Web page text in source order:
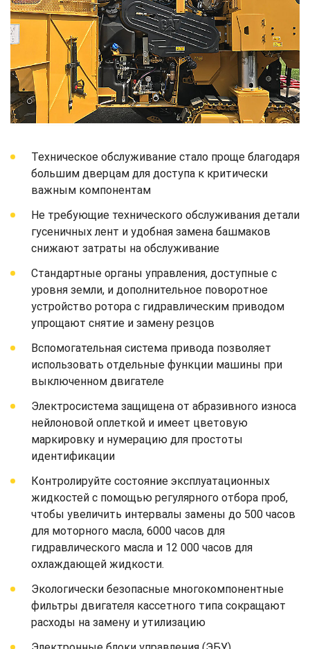
Техническое обслуживание стало проще благодаря
большим дверцам для доступа к критически
важным компонентам
Не требующие технического обслуживания детали
гусеничных лент и удобная замена башмаков
снижают затраты на обслуживание
Стандартные органы управления, доступные с
уровня земли, и дополнительное поворотное
устройство ротора с гидравлическим приводом
упрощают снятие и замену резцов
Вспомогательная система привода позволяет
использовать отдельные функции машины при
выключенном двигателе
Электросистема защищена от абразивного износа
нейлоновой оплеткой и имеет цветовую
маркировку и нумерацию для простоты
идентификации
Контролируйте состояние эксплуатационных
жидкостей с помощью регулярного отбора проб,
чтобы увеличить интервалы замены до 500 часов
для моторного масла, 6000 часов для
гидравлического масла и 12 000 часов для
охлаждающей жидкости.
Экологически безопасные многокомпонентные
фильтры двигателя кассетного типа сокращают
расходы на замену и утилизацию